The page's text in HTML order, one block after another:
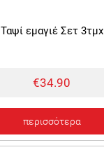
Ταψί εμαγιέ Σετ 3τμχ
€34.90
περισσότερα